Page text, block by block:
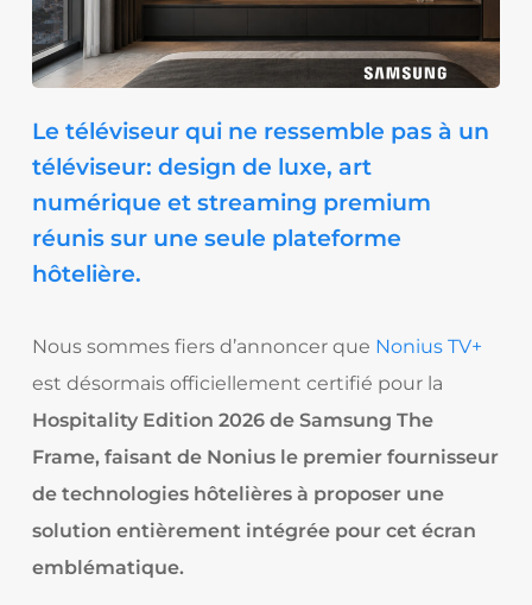
Le téléviseur qui ne ressemble pas à un
téléviseur: design de luxe, art
numérique et streaming premium
réunis sur une seule plateforme
hôtelière.
Nous sommes fiers d’annoncer que Nonius TV+
est désormais officiellement certifié pour la
Hospitality Edition 2026 de Samsung The
Frame, faisant de Nonius le premier fournisseur
de technologies hôtelières à proposer une
solution entièrement intégrée pour cet écran
emblématique.